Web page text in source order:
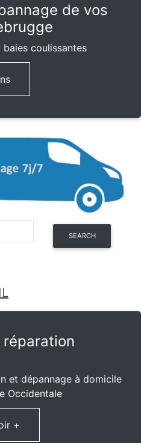
de vos
coulissantes
SEARCH
réparation
et dépannage à domicile
Occidentale
+